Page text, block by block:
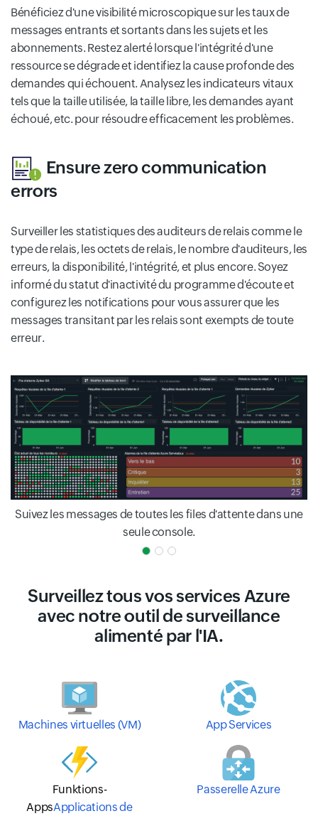
Bénéficiez d'une visibilité microscopique sur les taux de
messages entrants et sortants dans les sujets et les
abonnements. Restez alerté lorsque l'intégrité d'une
ressource se dégrade et identifiez la cause profonde des
demandes qui échouent. Analysez les indicateurs vitaux
tels que la taille utilisée, la taille libre, les demandes ayant
échoué, etc. pour résoudre efficacement les problèmes.
Ensure zero communication
errors
Surveiller les statistiques des auditeurs de relais comme le
type de relais, les octets de relais, le nombre d'auditeurs, les
erreurs, la disponibilité, l'intégrité, et plus encore. Soyez
informé du statut d'inactivité du programme d'écoute et
configurez les notifications pour vous assurer que les
messages transitant par les relais sont exempts de toute
erreur.
Suivez les messages de toutes les files d'attente dans une
seule console.
Surveillez tous vos services Azure
avec notre outil de surveillance
alimenté par l'IA.
Machines virtuelles (VM) App Services
Funktions-
AppsApplications de
Passerelle Azure